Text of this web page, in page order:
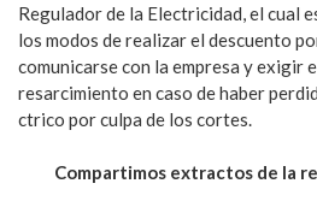
Regulador de la Electricidad, el cual
los modos de realizar el descuento
comunicarse con la empresa y exigir
resarcimiento en caso de haber
ctrico por culpa de los cortes.
Compartimos extractos de la